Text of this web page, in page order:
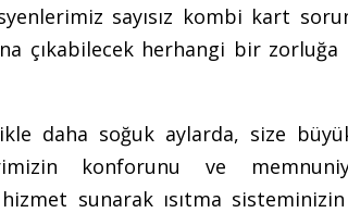
sayısız kombi kart
çıkabilecek herhangi bir zorluğa
daha soğuk aylarda, size
konforunu ve
sunarak ısıtma sisteminizin